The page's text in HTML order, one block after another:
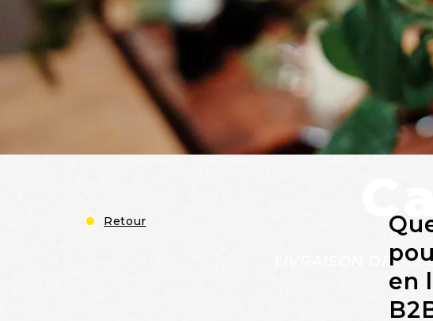
LIVRAISON DE
Retour
en